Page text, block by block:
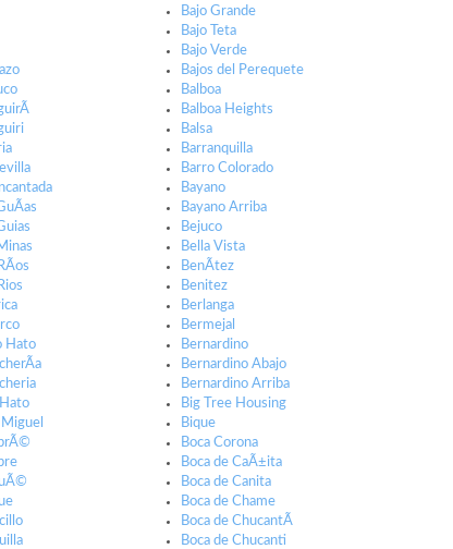
Hato
Miguel
Bajo Grande
Bajo Teta
Bajo Verde
Bajos del Perequete
Balboa
Balboa Heights
Balsa
Barranquilla
Barro Colorado
Bayano
Bayano Arriba
Bejuco
Bella Vista
BenÃ­tez
Benitez
Berlanga
Bermejal
Bernardino
Bernardino Abajo
Bernardino Arriba
Big Tree Housing
Bique
Boca Corona
Boca de CaÃ±ita
Boca de Canita
Boca de Chame
Boca de ChucantÃ­
Boca de Chucanti